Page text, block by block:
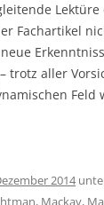
Fachartikel
trotz aller
2014
, Mackay,